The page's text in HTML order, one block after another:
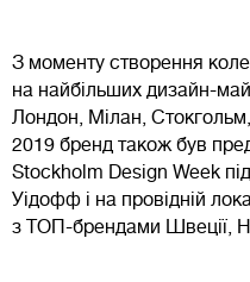
З моменту створення
на найбільших дизайн-
Лондон, Мілан,
2019 бренд також був
Stockholm Design Week
Уідофф і на провідній
з ТОП-брендами Швеції,